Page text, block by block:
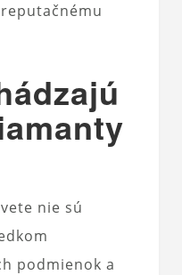
nie sú
podmienok a